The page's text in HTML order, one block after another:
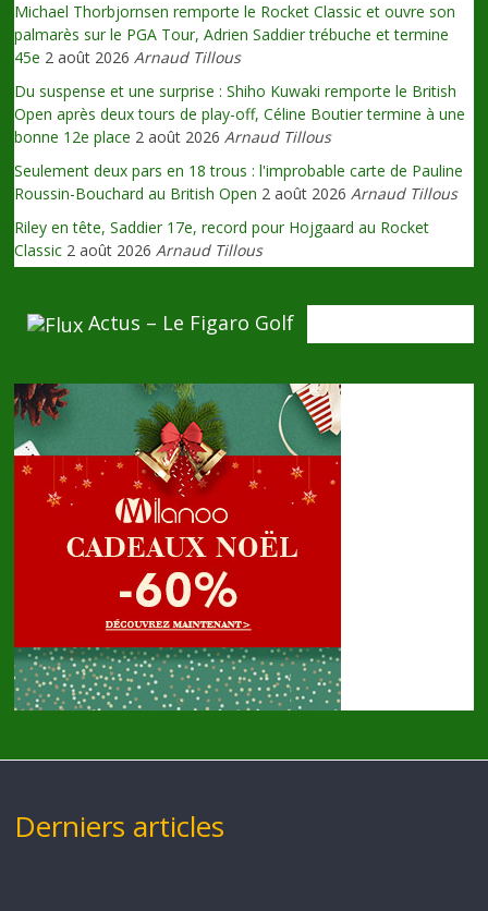
Michael Thorbjornsen remporte le Rocket Classic et ouvre son
palmarès sur le PGA Tour, Adrien Saddier trébuche et termine
45e 2 août 2026 Arnaud Tillous
Du suspense et une surprise : Shiho Kuwaki remporte le British
Open après deux tours de play-off, Céline Boutier termine à une
bonne 12e place 2 août 2026 Arnaud Tillous
Seulement deux pars en 18 trous : l'improbable carte de Pauline
Roussin-Bouchard au British Open 2 août 2026 Arnaud Tillous
Riley en tête, Saddier 17e, record pour Hojgaard au Rocket
Classic 2 août 2026 Arnaud Tillous
Actus – Le Figaro Golf
Derniers articles